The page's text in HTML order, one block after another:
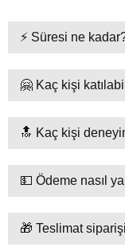
⚡ Süresi ne
🤗 Kaç kişi
🔝 Kaç kişi
💵 Ödeme nasıl
🎁 Teslimat